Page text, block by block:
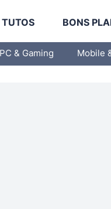
TUTOS BONS
PC & Gaming Mobile